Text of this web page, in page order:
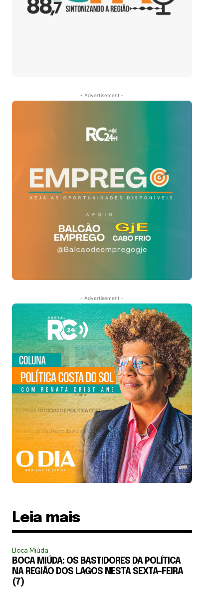
- Advertisement -
- Advertisement -
Leia mais
Boca Miúda
BOCA MIÚDA: OS BASTIDORES DA POLÍTICA
NA REGIÃO DOS LAGOS NESTA SEXTA-FEIRA
(7)